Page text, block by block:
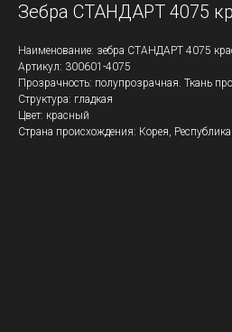
Зебра СТАНДАРТ 4075
Наименование: зебра СТАНДАРТ 4075
Артикул: 300601-4075
Прозрачность: полупрозрачная. Ткань
Структура: гладкая
Цвет: красный
Страна происхождения: Корея, Республика